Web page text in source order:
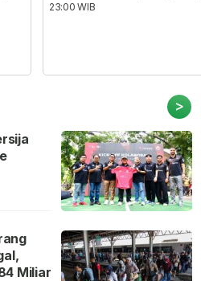
23:00 WIB
>
Miliar